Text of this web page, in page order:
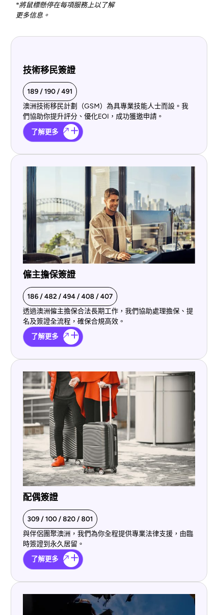
*將鼠標懸停在每項服務上以了解
更多信息。
技術移民簽證
189 / 190 / 491
澳洲技術移民計劃（GSM）為具專業技能人士而設。我
們協助你提升評分、優化EOI，成功獲邀申請。
了解更多
僱主擔保簽證
186 / 482 / 494 / 408 / 407
透過澳洲僱主擔保合法長期工作，我們協助處理擔保、提
名及簽證全流程，確保合規高效。
了解更多
配偶簽證
309 / 100 / 820 / 801
與伴侶團聚澳洲，我們為你全程提供專業法律支援，由臨
時簽證到永久居留。
了解更多